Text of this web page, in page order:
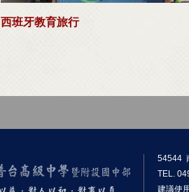
西班牙教育旅行
54544
TEL.
建議使